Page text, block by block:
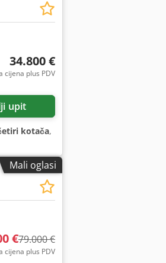
34.800 €
cijena plus PDV
upit
kotača,
Mali oglasi
€79.000 €
cijena plus PDV